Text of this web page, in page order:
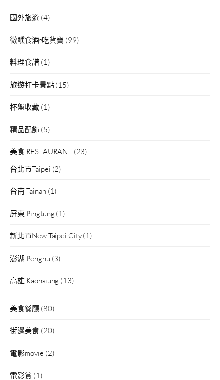
國外旅遊 (4)
微醺食酒▫吃貨寶 (99)
料理食譜 (1)
旅遊打卡景點 (15)
杯盤收藏 (1)
精品配飾 (5)
美食 RESTAURANT (23)
台北市Taipei (2)
台南 Tainan (1)
屏東 Pingtung (1)
新北市New Taipei City (1)
澎湖 Penghu (3)
高雄 Kaohsiung (13)
美食餐廳 (80)
街邊美食 (20)
電影movie (2)
電影賞 (1)